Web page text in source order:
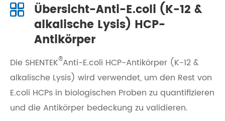
Übersicht-Anti-E.coli (K-12 &
alkalische Lysis) HCP-
Antikörper
Die SHENTEK®Anti-E.coli HCP-Antikörper (K-12 &
alkalische Lysis) wird verwendet, um den Rest von
E.coli HCPs in biologischen Proben zu quantifizieren
und die Antikörper bedeckung zu validieren.